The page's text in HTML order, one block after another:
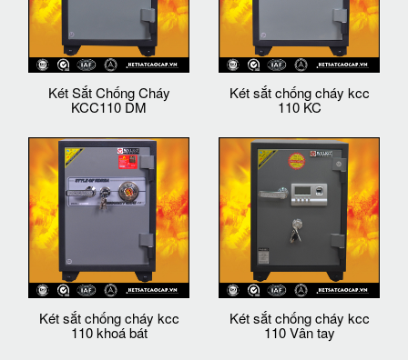
Két Sắt Chống Cháy
KCC110 DM
Két sắt chống cháy kcc
110 KC
Két sắt chống cháy kcc
110 khoá bát
Két sắt chống cháy kcc
110 Vân tay